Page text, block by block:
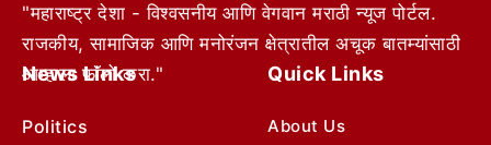
"महाराष्ट्र देशा - विश्वसनीय आणि वेगवान मराठी न्यूज पोर्टल.
राजकीय, सामाजिक आणि मनोरंजन क्षेत्रातील अचूक बातम्यांसाठी
आम्हाला फॉलो करा."
News Links
Politics
Quick Links
About Us